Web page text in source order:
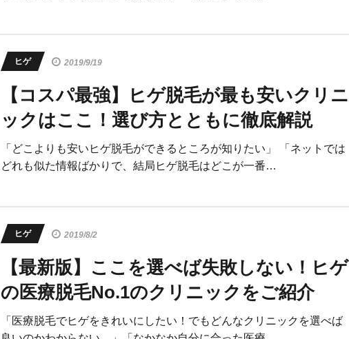
ヒゲ 2019/9/19
【コスパ最強】ヒゲ脱毛が最も安いクリニ
ックはここ！選び方とともに徹底解説
「どこよりも安いヒゲ脱毛ができるところが知りたい」 「ネットでは
どれも似た情報ばかりで、結局ヒゲ脱毛はどこが一番…
ヒゲ 2019/8/2
【最新版】ここを選べば失敗しない！ヒゲ
の医療脱毛No.1のクリニックをご紹介
「医療脱毛でヒゲをきれいにしたい！でもどんなクリニックを選べば